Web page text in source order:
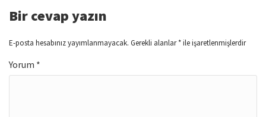
Bir cevap yazın
E-posta hesabınız yayımlanmayacak. Gerekli alanlar*ile işaretlenmişlerdir
Yorum *